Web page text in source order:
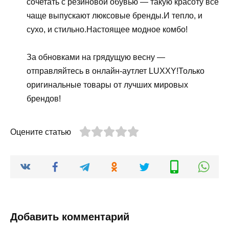
чаще выпускают люксовые бренды.И тепло, и
сухо, и стильно.Настоящее модное комбо!
За обновками на грядущую весну —
отправляйтесь в онлайн-аутлет LUXXY!Только
оригинальные товары от лучших мировых
брендов!
Оцените статью
Добавить комментарий